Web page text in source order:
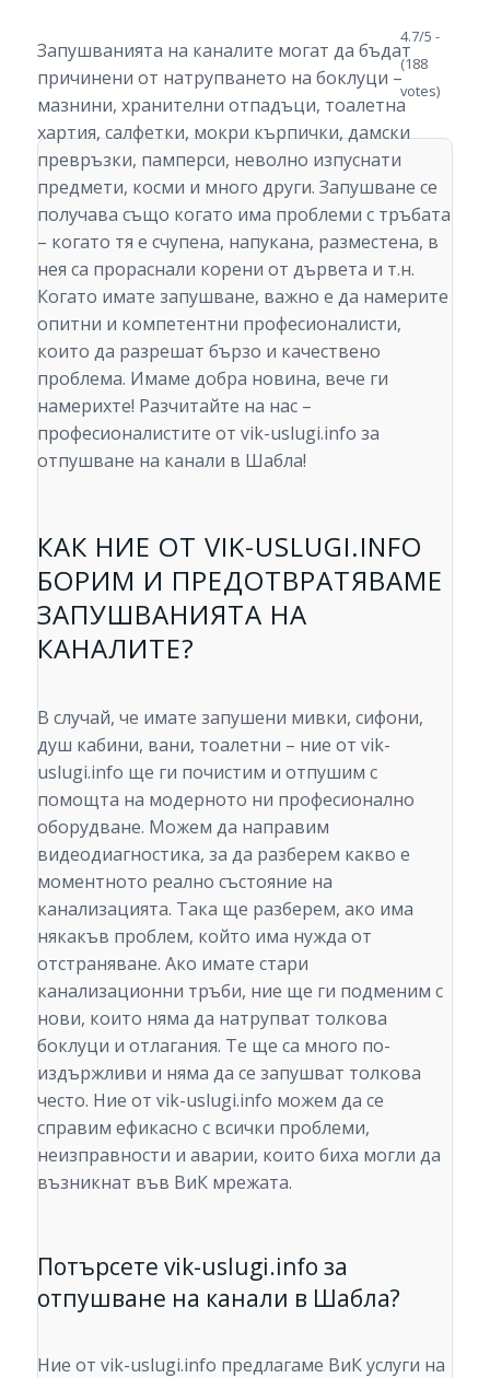
Запушванията на каналите могат да бъдат
причинени от натрупването на боклуци –
мазнини, хранителни отпадъци, тоалетна
хартия, салфетки, мокри кърпички, дамски
превръзки, памперси, неволно изпуснати
предмети, косми и много други. Запушване се
получава също когато има проблеми с тръбата
– когато тя е счупена, напукана, разместена, в
нея са прораснали корени от дървета и т.н.
Когато имате запушване, важно е да намерите
опитни и компетентни професионалисти,
които да разрешат бързо и качествено
проблема. Имаме добра новина, вече ги
намерихте! Разчитайте на нас –
професионалистите от vik-uslugi.info за
отпушване на канали в Шабла!
КАК НИЕ ОТ VIK-USLUGI.INFO
БОРИМ И ПРЕДОТВРАТЯВАМЕ
ЗАПУШВАНИЯТА НА
КАНАЛИТЕ?
В случай, че имате запушени мивки, сифони,
душ кабини, вани, тоалетни – ние от vik-
uslugi.info ще ги почистим и отпушим с
помощта на модерното ни професионално
оборудване. Можем да направим
видеодиагностика, за да разберем какво е
моментното реално състояние на
канализацията. Така ще разберем, ако има
някакъв проблем, който има нужда от
отстраняване. Ако имате стари
канализационни тръби, ние ще ги подменим с
нови, които няма да натрупват толкова
боклуци и отлагания. Те ще са много по-
издържливи и няма да се запушват толкова
често. Ние от vik-uslugi.info можем да се
справим ефикасно с всички проблеми,
неизправности и аварии, които биха могли да
възникнат във ВиК мрежата.
Потърсете vik-uslugi.info за
отпушване на канали в Шабла?
Ние от vik-uslugi.info предлагаме ВиК услуги на
4.7/5 -
(188
votes)